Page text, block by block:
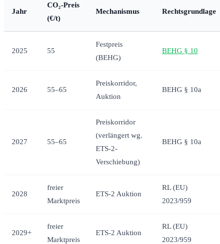
Jahr
CO₂-Preis
(€/t)
Mechanismus Rechtsgrundlage
2025 55
Festpreis
(BEHG)
BEHG § 10
2026 55–65
Preiskorridor,
Auktion
BEHG § 10a
2027 55–65
Preiskorridor
(verlängert wg.
ETS-2-
Verschiebung)
BEHG § 10a
2028
freier
Marktpreis
ETS-2 Auktion
RL (EU)
2023/959
2029+
freier
Marktpreis
ETS-2 Auktion
RL (EU)
2023/959